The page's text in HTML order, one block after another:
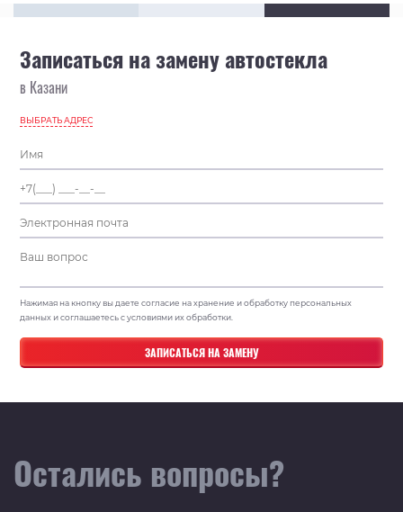
Записаться на замену автостекла
в Казани
ВЫБРАТЬ АДРЕС
Нажимая на кнопку вы даете согласие на хранение и обработку персональных
данных и соглашаетесь с условиями их обработки.
Остались вопросы?